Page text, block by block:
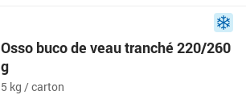
Osso buco de veau tranché 220/260
g
5 kg / carton